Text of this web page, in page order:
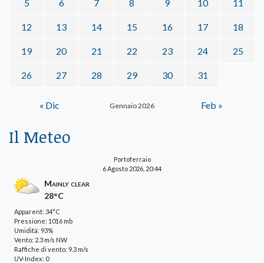
Gennaio 2026
5 6 7 8 9 10 11
12 13 14 15 16 17 18
19 20 21 22 23 24 25
26 27 28 29 30 31
« Dic Feb »
Il Meteo
Portoferraio
6 Agosto 2026, 20:44
Mainly clear
28°C
Apparent: 34°C
Pressione: 1016 mb
Umidità: 93%
Vento: 2.3 m/s NW
Raffiche di vento: 9.3 m/s
UV-Index: 0